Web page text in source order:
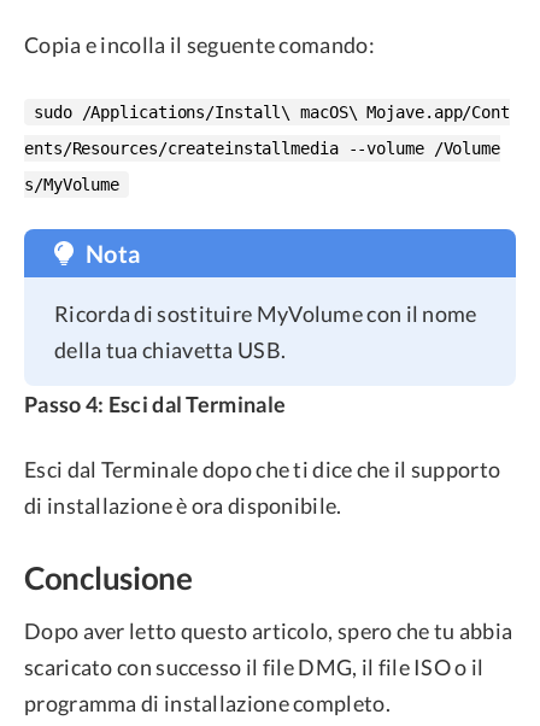
Copia e incolla il seguente comando:
sudo /Applications/Install\ macOS\ Mojave.app/Cont
ents/Resources/createinstallmedia --volume /Volume
s/MyVolume
Nota
Ricorda di sostituire MyVolume con il nome
della tua chiavetta USB.
Passo 4: Esci dal Terminale
Esci dal Terminale dopo che ti dice che il supporto
di installazione è ora disponibile.
Conclusione
Dopo aver letto questo articolo, spero che tu abbia
scaricato con successo il file DMG, il file ISO o il
programma di installazione completo.